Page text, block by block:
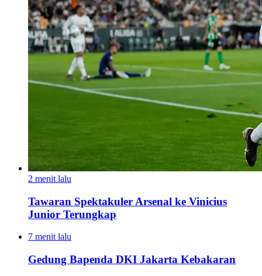
2 menit lalu
Tawaran Spektakuler Arsenal ke Vinicius
Junior Terungkap
7 menit lalu
Gedung Bapenda DKI Jakarta Kebakaran